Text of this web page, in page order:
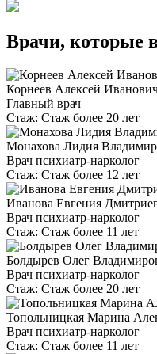
Врачи, которые
Корнеев Алексей
Главный врач
Стаж: Стаж более 20 лет
Монахова Лидия
Врач психиатр-нарколог
Стаж: Стаж более 12 лет
Иванова Евгения
Врач психиатр-нарколог
Стаж: Стаж более 11 лет
Болдырев Олег
Врач психиатр-нарколог
Стаж: Стаж более 20 лет
Топольницкая Марина
Врач психиатр-нарколог
Стаж: Стаж более 11 лет